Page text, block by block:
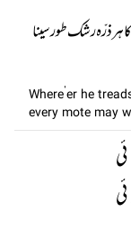
ہر ذرّہ رشک طورسینا
Where’er he
every mote may